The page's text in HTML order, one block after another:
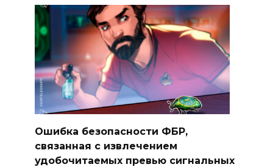
Ошибка безопасности ФБР,
связанная с извлечением
удобочитаемых превью сигнальных